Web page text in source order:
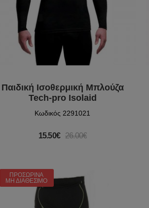
Παιδική Ισοθερμική Μπλούζα
Tech-pro Isolaid
Κωδικός 2291021
15.50€ 26.00€
ΠΡΟΣΩΡΙΝΆ
ΜΗ ΔΙΑΘΈΣΙΜΟ